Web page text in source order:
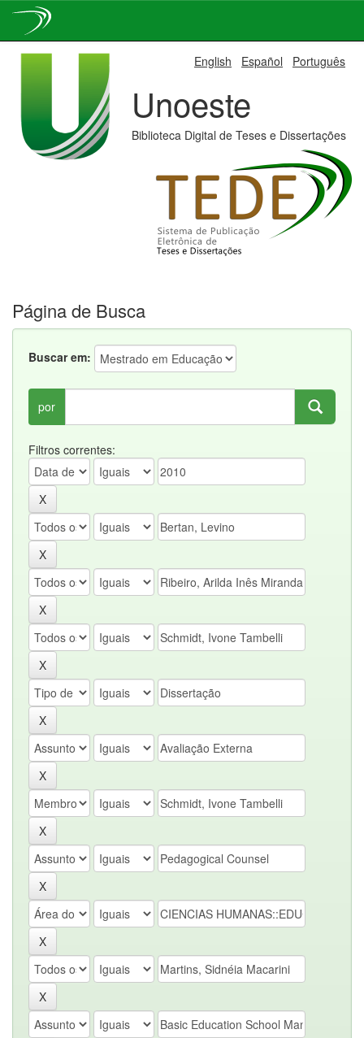
English Español Português
Unoeste
Biblioteca Digital de Teses e Dissertações
Página de Busca
Buscar em:
por
Filtros correntes: